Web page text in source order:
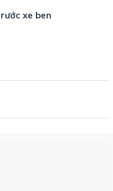
xe ben